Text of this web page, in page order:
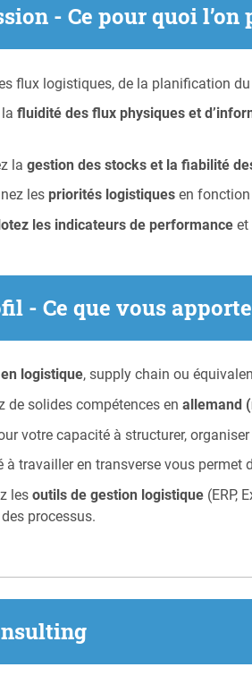
- Ce pour quoi
flux logistiques, de la planification
lafluidité des flux physiques et
lagestion des stocks et la fiabilité
les priorités logistiques en
les indicateurs de performance et
- Ce que vous
logistique, supply chain ou
de solides compétences enallemand
votre capacité à structurer,
à travailler en transverse vous permet
lesoutils de gestion logistique (ERP,
processus.